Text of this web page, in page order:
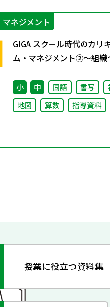
ネジメント
GIGA スクール時代のカリ
ム・マネジメント②〜組織
小 中 国語 書写
地図
算数 指導資料
授業に役立つ資料集